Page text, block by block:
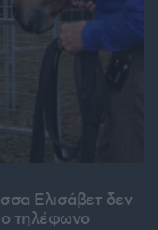
Ελισάβετ δεν
τηλέφωνο